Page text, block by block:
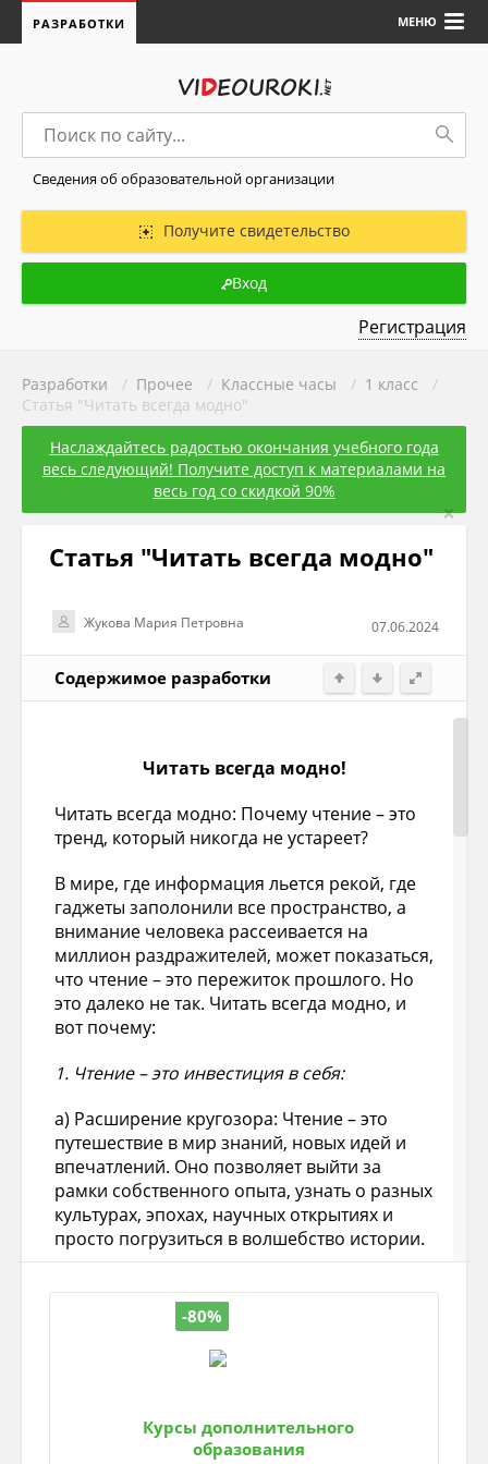
МЕНЮ
РАЗРАБОТКИ
Сведения об образовательной организации
Получите свидетельство
Вход
Регистрация
Разработки / Прочее / Классные часы / 1 класс
/
Статья "Читать всегда модно"
Наслаждайтесь радостью окончания учебного года
весь следующий! Получите доступ к материалами на
весь год со скидкой 90%
×
Статья "Читать всегда модно"
Жукова Мария Петровна 07.06.2024
Содержимое разработки
Читать всегда модно!
Читать всегда модно: Почему чтение – это
тренд, который никогда не устареет?
В мире, где информация льется рекой, где
гаджеты заполонили все пространство, а
внимание человека рассеивается на
миллион раздражителей, может показаться,
что чтение – это пережиток прошлого. Но
это далеко не так. Читать всегда модно, и
вот почему:
1. Чтение – это инвестиция в себя:
а) Расширение кругозора: Чтение – это
путешествие в мир знаний, новых идей и
впечатлений. Оно позволяет выйти за
рамки собственного опыта, узнать о разных
культурах, эпохах, научных открытиях и
просто погрузиться в волшебство истории.
память, мышление, воображение. Оно
помогает освоить сложные концепции,
анализировать информацию и
в) Улучшение речи: Чтение обогащает
словарный запас, делает речь более
-80%
Курсы дополнительного
образования